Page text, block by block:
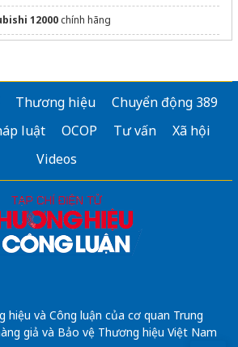
12000chính hãng
Thương hiệu
Chuyển động 389
luật
OCOP Tư vấn
Xã hội
Videos
hiệu và Công luận của cơ quan Trung
giả và Bảo vệ Thương hiệu Việt Nam